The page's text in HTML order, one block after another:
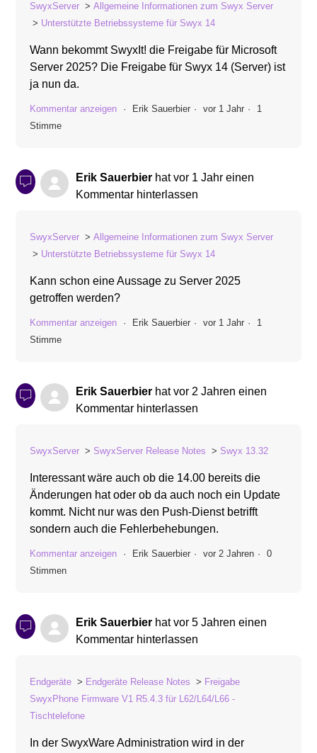
SwyxServer
Allgemeine Informationen zum Swyx Server
Unterstützte Betriebssysteme für Swyx 14
Wann bekommt SwyxIt! die Freigabe für Microsoft
Server 2025? Die Freigabe für Swyx 14 (Server) ist
ja nun da.
Kommentar anzeigen Erik Sauerbier vor 1 Jahr
1
Stimme
Erik Sauerbier hatvor 1 Jahr einen
Kommentar hinterlassen
SwyxServer
Allgemeine Informationen zum Swyx Server
Unterstützte Betriebssysteme für Swyx 14
Kann schon eine Aussage zu Server 2025
getroffen werden?
Kommentar anzeigen Erik Sauerbier vor 1 Jahr
1
Stimme
Erik Sauerbier hatvor 2 Jahren einen
Kommentar hinterlassen
SwyxServer SwyxServer Release Notes Swyx 13.32
Interessant wäre auch ob die 14.00 bereits die
Änderungen hat oder ob da auch noch ein Update
kommt. Nicht nur was den Push-Dienst betrifft
sondern auch die Fehlerbehebungen.
Kommentar anzeigen Erik Sauerbier vor 2 Jahren
0
Stimmen
Erik Sauerbier hatvor 5 Jahren einen
Kommentar hinterlassen
Endgeräte Endgeräte Release Notes
Freigabe
SwyxPhone Firmware V1 R5.4.3 für L62/L64/L66 -
Tischtelefone
In der SwyxWare Administration wird in der